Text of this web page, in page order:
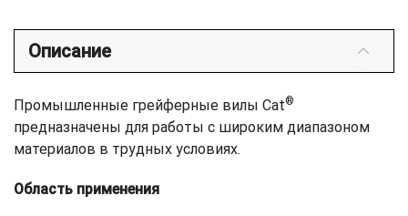
Описание
Промышленные грейферные вилы Cat®
предназначены для работы с широким диапазоном
материалов в трудных условиях.
Область применения